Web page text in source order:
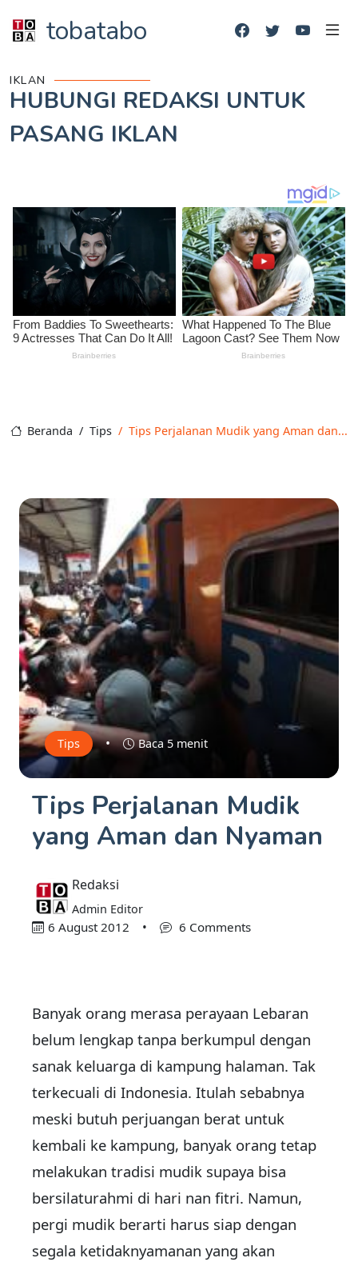
tobatabo
IKLAN
HUBUNGI REDAKSI UNTUK
PASANG IKLAN
Beranda Tips Tips Perjalanan Mudik yang Aman dan...
Tips • Baca 5 menit
Tips Perjalanan Mudik
yang Aman dan Nyaman
Redaksi
Admin Editor
6 August 2012 • 6 Comments
Banyak orang merasa perayaan Lebaran
belum lengkap tanpa berkumpul dengan
sanak keluarga di kampung halaman. Tak
terkecuali di Indonesia. Itulah sebabnya
meski butuh perjuangan berat untuk
kembali ke kampung, banyak orang tetap
melakukan tradisi mudik supaya bisa
bersilaturahmi di hari nan fitri. Namun,
pergi mudik berarti harus siap dengan
segala ketidaknyamanan yang akan